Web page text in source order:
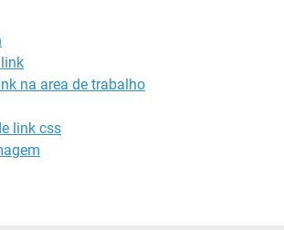
na area de trabalho
link css